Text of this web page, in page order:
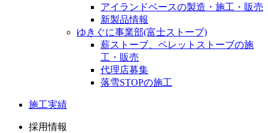
アイランドベースの製造・施工・販売
新製品情報
ゆきぐに事業部(富士ストーブ)
薪ストーブ、ペレットストーブの施
工・販売
代理店募集
落雪STOPの施工
施工実績
採用情報